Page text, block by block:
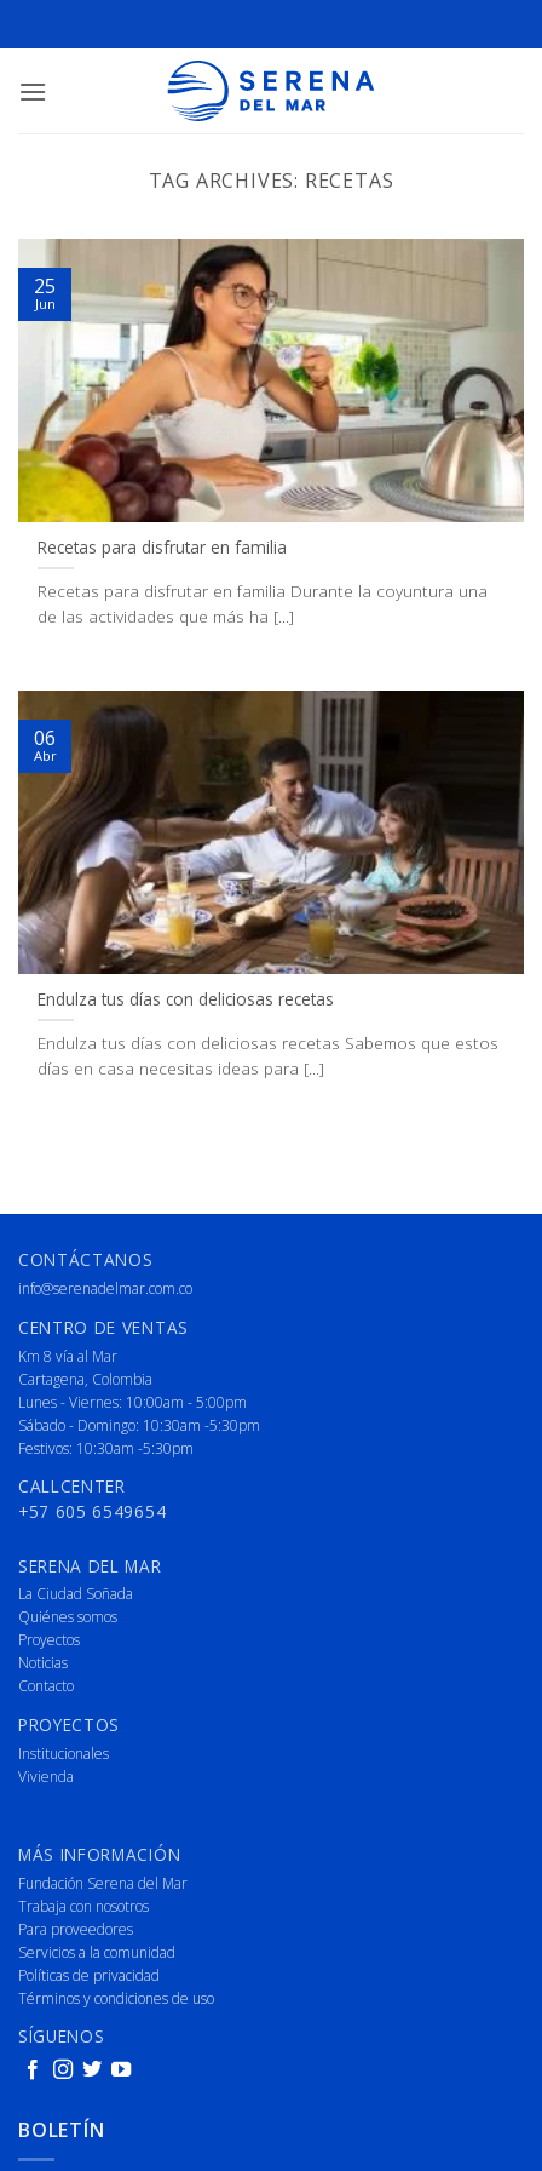
TAG ARCHIVES: RECETAS
Recetas para disfrutar en familia
Recetas para disfrutar en familia Durante la coyuntura una
de las actividades que más ha [...]
25
Jun
Endulza tus días con deliciosas recetas
Endulza tus días con deliciosas recetas Sabemos que estos
días en casa necesitas ideas para [...]
06
Abr
CONTÁCTANOS
info@serenadelmar.com.co
CENTRO DE VENTAS
Km 8 vía al Mar
Cartagena, Colombia
Lunes - Viernes: 10:00am - 5:00pm
Sábado - Domingo: 10:30am -5:30pm
Festivos: 10:30am -5:30pm
CALLCENTER
+57 605 6549654
SERENA DEL MAR
La Ciudad Soñada
Quiénes somos
Proyectos
Noticias
Contacto
PROYECTOS
Institucionales
Vivienda
MÁS INFORMACIÓN
Fundación Serena del Mar
Trabaja con nosotros
Para proveedores
Servicios a la comunidad
Políticas de privacidad
Términos y condiciones de uso
SÍGUENOS
BOLETÍN